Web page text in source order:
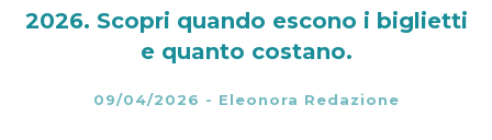
2026. Scopri quando escono i biglietti
e quanto costano.
09/04/2026 - Eleonora Redazione